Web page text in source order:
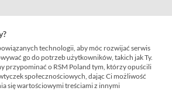
w Polsce w
dochodowego
obowiązków powstanie
może stworzyć ryzyko
technologii, aby móc rozwijać serwis
go do potrzeb użytkowników, takich jak Ty.
przypominać o RSM Poland tym, którzy opuścili
społecznościowych, dając Ci możliwość
się wartościowymi treściami z innymi